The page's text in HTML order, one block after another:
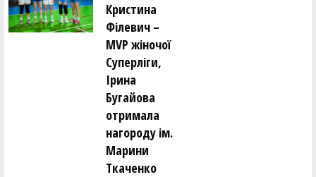
Кристина
Філевич –
MVP жіночої
Суперліги,
Ірина
Бугайова
отримала
нагороду ім.
Марини
Ткаченко